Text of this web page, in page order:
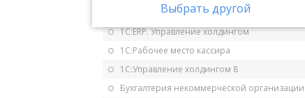
Выбрать другой
1С:ERP Управление предприятием 2.5
1С:ERP. Управление холдингом
1С:Рабочее место кассира
1С:Управление холдингом 8
Бухгалтерия некоммерческой